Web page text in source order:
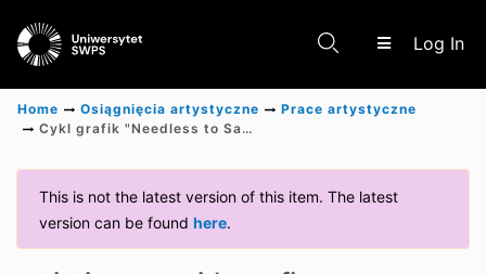
Log In
Scientific research results
Home Osiągnięcia artystyczne
Prace artystyczne
Cykl grafik "Needless to Say"
This is not the latest version of this item. The latest
version can be found here.